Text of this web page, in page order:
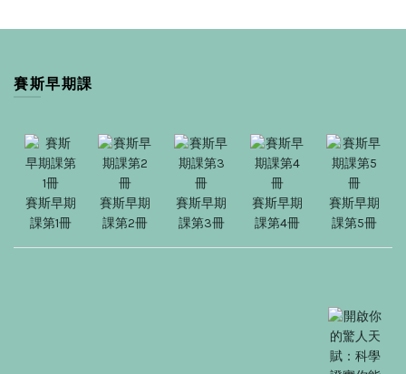
賽斯早期課
賽斯早期
課第1冊
賽斯早期
課第2冊
賽斯早期
課第3冊
賽斯早期
課第4冊
賽斯早期
課第5冊